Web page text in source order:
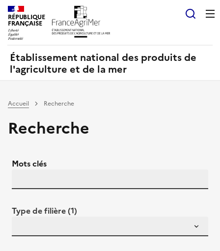
RÉPUBLIQUE
FRANÇAISE
Établissement national des produits de
l'agriculture et de la mer
Accueil Recherche
Recherche
Mots clés
Type de filière (1)
Panneau de gestion des cookies